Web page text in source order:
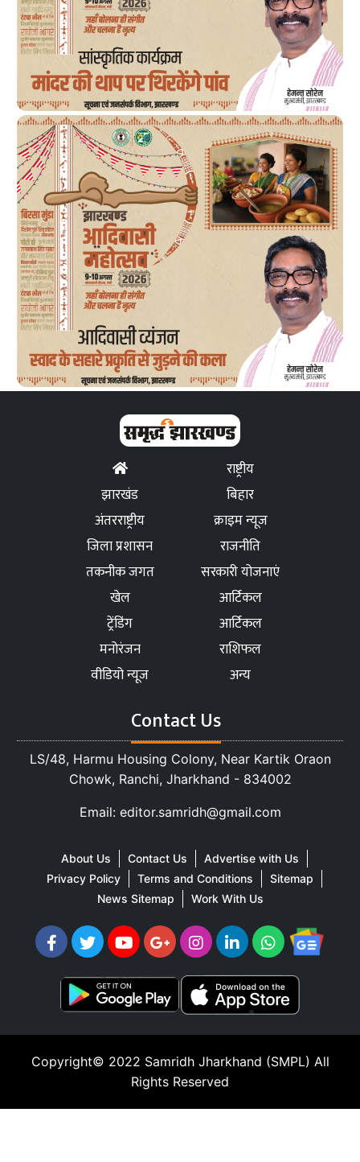
राष्ट्रीय
झारखंड
बिहार
अंतरराष्ट्रीय
क्राइम न्यूज
जिला प्रशासन
राजनीति
तकनीक जगत
सरकारी योजनाएं
खेल
आर्टिकल
ट्रेंडिंग
आर्टिकल
मनोरंजन
राशिफल
वीडियो न्यूज
अन्य
Contact Us
LS/48, Harmu Housing Colony, Near Kartik Oraon
Chowk, Ranchi, Jharkhand - 834002
Email: editor.samridh@gmail.com
About Us Contact Us
Advertise with Us
Privacy Policy
Terms and Conditions
Sitemap
News Sitemap
Work With Us
Copyright© 2022 Samridh Jharkhand (SMPL) All
Rights Reserved